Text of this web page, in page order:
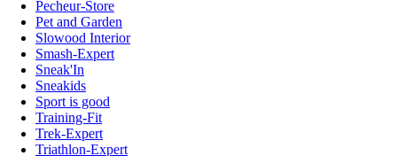
Pecheur-Store
Pet and Garden
Slowood Interior
Smash-Expert
Sneak'In
Sneakids
Sport is good
Training-Fit
Trek-Expert
Triathlon-Expert